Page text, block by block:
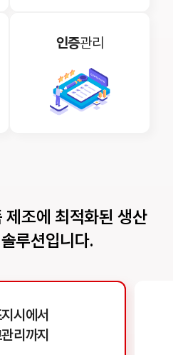
인증관리
제조에 최적화된생산
루션입니다.
시에서
리까지